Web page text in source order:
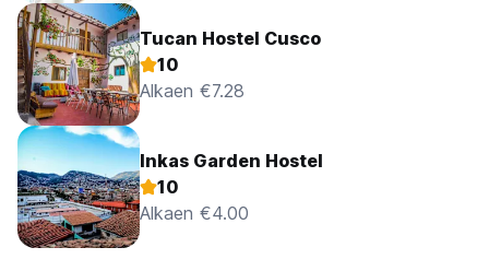
Tucan Hostel Cusco
10
Alkaen €7.28
Inkas Garden Hostel
10
Alkaen €4.00